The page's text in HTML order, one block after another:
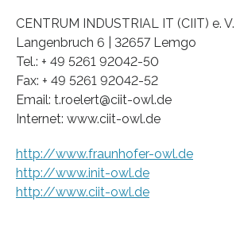
CENTRUM INDUSTRIAL IT (CIIT) e. V.
Langenbruch 6 | 32657 Lemgo
Tel.: + 49 5261 92042-50
Fax: + 49 5261 92042-52
Email: t.roelert@ciit-owl.de
Internet: www.ciit-owl.de
http://www.fraunhofer-owl.de
http://www.init-owl.de
http://www.ciit-owl.de